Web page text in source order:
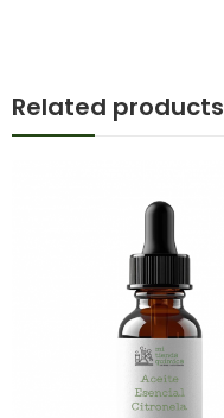
Related products